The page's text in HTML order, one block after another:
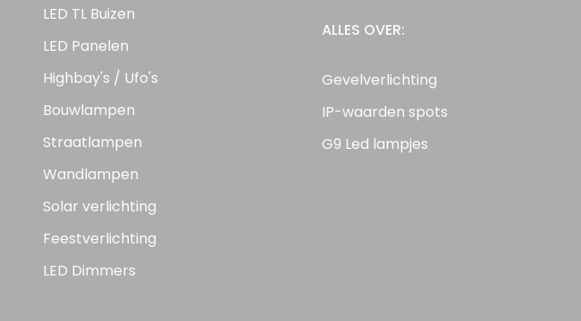
LED TL Buizen
LED Panelen
Highbay's / Ufo's
Bouwlampen
Straatlampen
Wandlampen
Solar verlichting
Feestverlichting
LED Dimmers
ALLES OVER:
Gevelverlichting
IP-waarden spots
G9 Led lampjes